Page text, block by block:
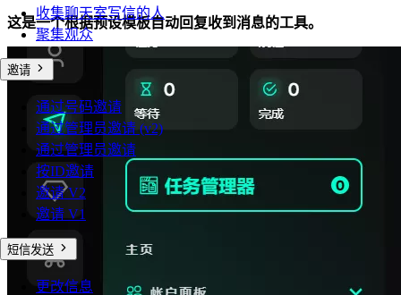
收集聊天室写信的人
聚集观众
邀请
通过号码邀请
通过管理员邀请 (v2)
通过管理员邀请
按ID邀请
邀请 V2
邀请 V1
短信发送
更改信息
这是一个根据预设模板自动回复收到消息的工具。